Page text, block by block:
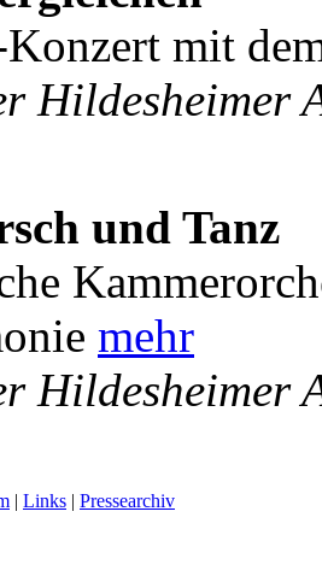
mit
Hildesheimer
und Tanz
mehr
Hildesheimer
| Links | Pressearchiv